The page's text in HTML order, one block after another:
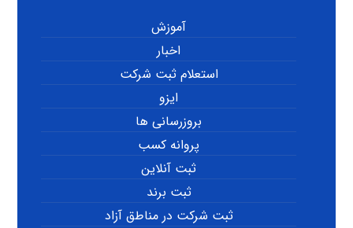
آموزش
اخبار
استعلام ثبت شرکت
ایزو
بروزرسانی ها
پروانه کسب
ثبت آنلاین
ثبت برند
ثبت شرکت در مناطق آزاد